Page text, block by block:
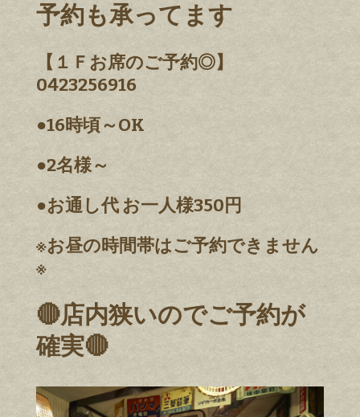
予約も承ってます
【１Ｆお席のご予約◎】
0423256916
●16時頃～OK
●2名様～
●お通し代 お一人様350円
※お昼の時間帯はご予約できません
※
🔴店内狭いのでご予約が
確実🔴